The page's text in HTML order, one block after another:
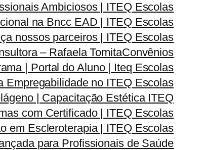
Ambiciosos | ITEQ Escolas
na Bncc EAD | ITEQ Escolas
nossos parceiros | ITEQ Escolas
– Rafaela TomitaConvênios
| Portal do Aluno | Iteq Escolas
Empregabilidade no ITEQ Escolas
| Capacitação Estética ITEQ
com Certificado | ITEQ Escolas
em Escleroterapia | ITEQ Escolas
para Profissionais de Saúde